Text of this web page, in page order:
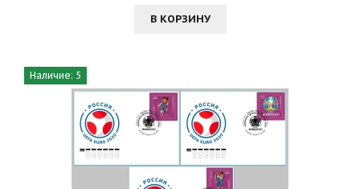
В КОРЗИНУ
Наличие: 5